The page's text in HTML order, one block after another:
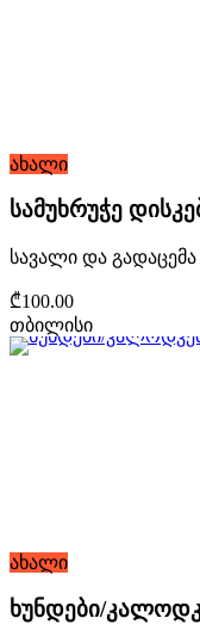
ახალი
სამუხრუჭე
სავალი და გადაცემა
₾100.00
თბილისი
ახალი
ხუნდები/